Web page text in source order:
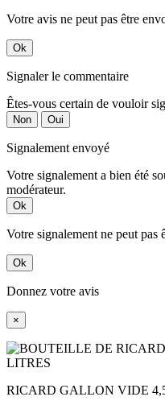
Votre avis ne peut pas être
Ok
Signaler le commentaire
Êtes-vous certain de vouloir
Non Oui
Signalement envoyé
Votre signalement a bien été
modérateur.
Ok
Votre signalement ne peut pas
Ok
Donnez votre avis
×
RICARD GALLON VIDE